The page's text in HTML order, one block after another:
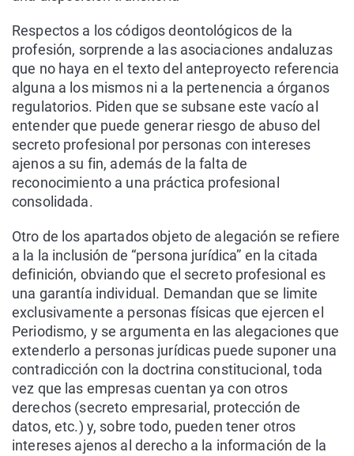
Respectos a los códigos deontológicos de la
profesión, sorprende a las asociaciones andaluzas
que no haya en el texto del anteproyecto referencia
alguna a los mismos ni a la pertenencia a órganos
regulatorios. Piden que se subsane este vacío al
entender que puede generar riesgo de abuso del
secreto profesional por personas con intereses
ajenos a su fin, además de la falta de
reconocimiento a una práctica profesional
consolidada.
Otro de los apartados objeto de alegación se refiere
a la la inclusión de “persona jurídica” en la citada
definición, obviando que el secreto profesional es
una garantía individual. Demandan que se limite
exclusivamente a personas físicas que ejercen el
Periodismo, y se argumenta en las alegaciones que
extenderlo a personas jurídicas puede suponer una
contradicción con la doctrina constitucional, toda
vez que las empresas cuentan ya con otros
derechos (secreto empresarial, protección de
datos, etc.) y, sobre todo, pueden tener otros
intereses ajenos al derecho a la información de la